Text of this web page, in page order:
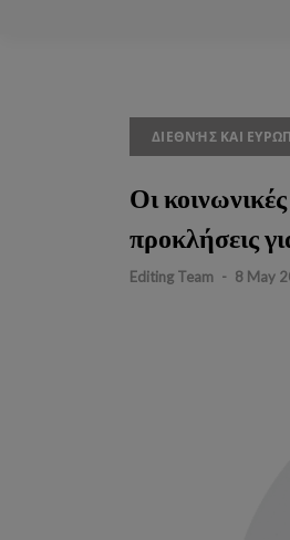
ΔΙΕΘΝΉΣ ΚΑΙ
Οι
προκλήσεις
Editing Team - 8 May